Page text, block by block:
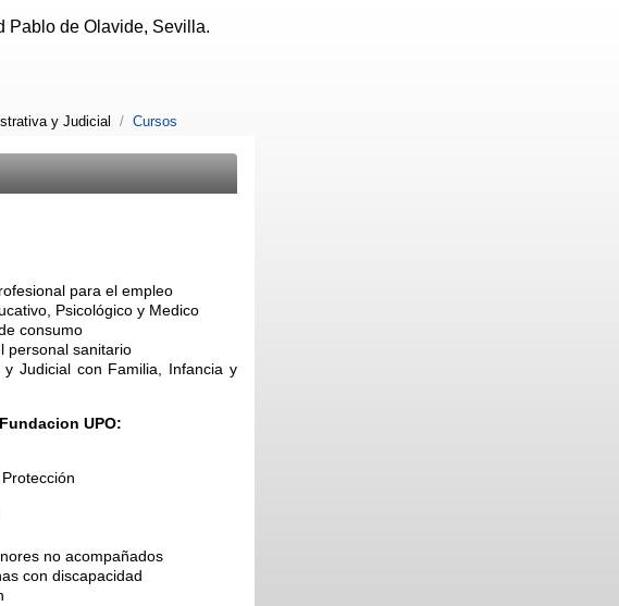
Pablo de Olavide, Sevilla.
y Judicial / Cursos
para el empleo
Psicológico y Medico
consumo
personal sanitario
y Judicial con Familia, Infancia y
UPO:
no acompañados
con discapacidad